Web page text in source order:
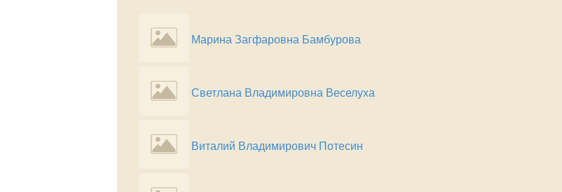
Марина Загфаровна Бамбурова
Светлана Владимировна Веселуха
Виталий Владимирович Потесин